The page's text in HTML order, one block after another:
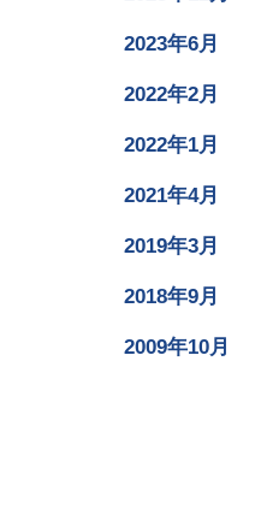
2023年6月
2022年2月
2022年1月
2021年4月
2019年3月
2018年9月
2009年10月